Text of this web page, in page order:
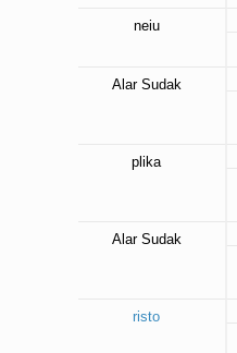
neiu
Alar Sudak
plika
Alar Sudak
risto